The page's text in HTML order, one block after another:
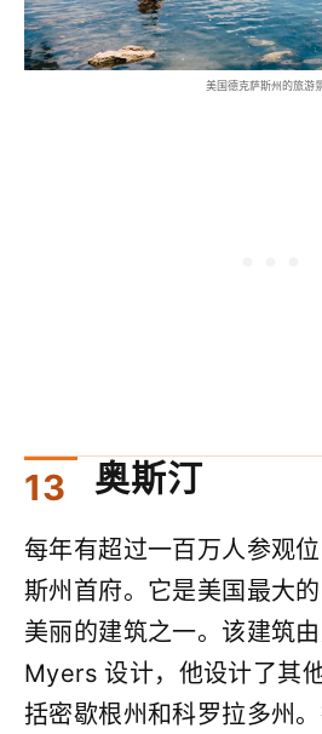
美国德克萨斯州的旅游
奥斯汀
每年有超过一百万人参观
斯州首府。它是美国最大
美丽的建筑之一。该建筑
Myers 设计，他设计了其
括密歇根州和科罗拉多州